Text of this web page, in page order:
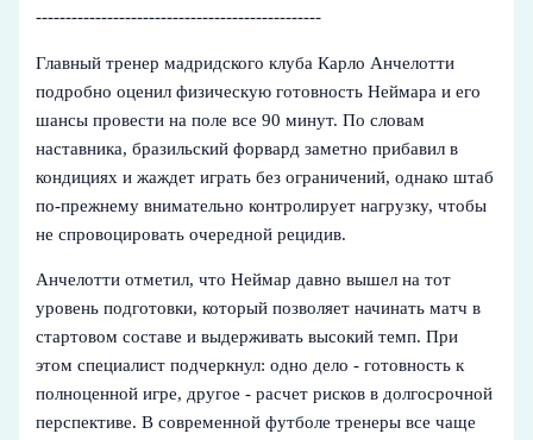
------------------------------------------------
Главный тренер мадридского клуба Карло Анчелотти
подробно оценил физическую готовность Неймара и его
шансы провести на поле все 90 минут. По словам
наставника, бразильский форвард заметно прибавил в
кондициях и жаждет играть без ограничений, однако штаб
по-прежнему внимательно контролирует нагрузку, чтобы
не спровоцировать очередной рецидив.
Анчелотти отметил, что Неймар давно вышел на тот
уровень подготовки, который позволяет начинать матч в
стартовом составе и выдерживать высокий темп. При
этом специалист подчеркнул: одно дело - готовность к
полноценной игре, другое - расчет рисков в долгосрочной
перспективе. В современной футболе тренеры все чаще